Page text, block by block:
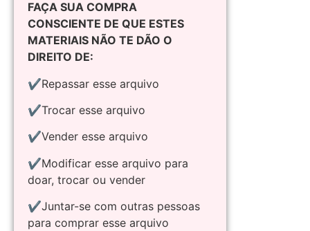
FAÇA SUA COMPRA
CONSCIENTE DE QUE ESTES
MATERIAIS NÃO TE DÃO O
DIREITO DE:
✔Repassar esse arquivo
✔Trocar esse arquivo
✔Vender esse arquivo
✔Modificar esse arquivo para
doar, trocar ou vender
✔Juntar-se com outras pessoas
para comprar esse arquivo